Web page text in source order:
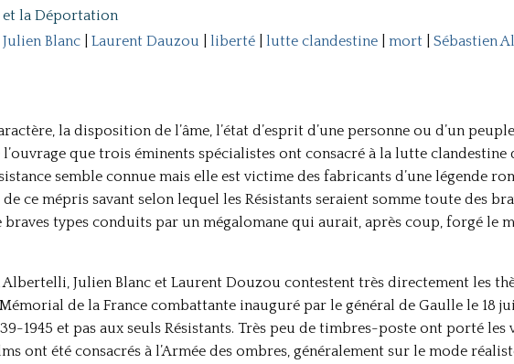
et la Déportation
Julien Blanc| Laurent Dauzou liberté| lutte clandestine| mort| Sébastien
la disposition de l’âme, l’état d’esprit d’une personne ou d’un peuple.
que trois éminents spécialistes ont consacré à la lutte clandestine
semble connue mais elle est victime des fabricants d’une légende
ce mépris savant selon lequel les Résistants seraient somme toute des
types conduits par un mégalomane qui aurait, après coup, forgé le
Julien Blanc et Laurent Douzou contestent très directement les
de la France combattante inauguré par le général de Gaulle le 18
1945 et pas aux seuls Résistants. Très peu de timbres-poste ont porté les
ont été consacrés à l’Armée des ombres, généralement sur le mode